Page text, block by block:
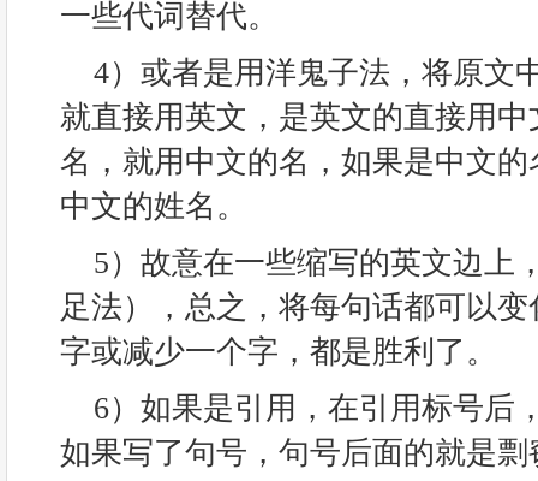
一些代词替代。
4）或者是用洋鬼子法，将原文
就直接用英文，是英文的直接用
名，就用中文的名，如果是中文
中文的姓名。
5）故意在一些缩写的英文边上
足法），总之，将每句话都可以
字或减少一个字，都是胜利了。
6）如果是引用，在引用标号后
如果写了句号，句号后面的就是